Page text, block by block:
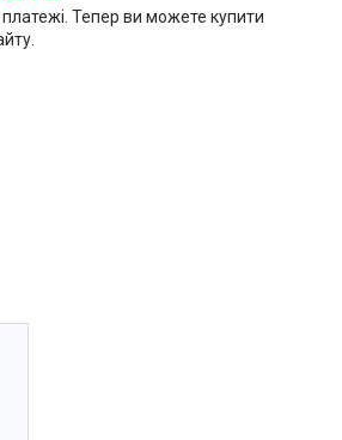
платежі. Тепер ви можете купити